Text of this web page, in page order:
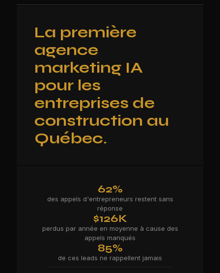
La première
agence
marketing IA
pour les
entreprises de
construction au
Québec.
62%
des appels d'entrepreneurs restent sans
réponse
$126K
perdus par année en moyenne à cause des
appels manqués
85%
de ces leads ne rappellent jamais